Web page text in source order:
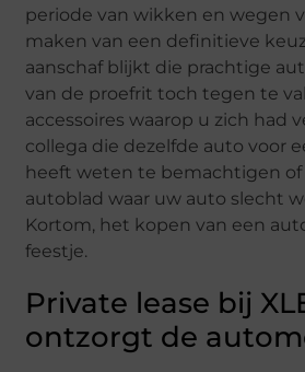
periode van wikken en wegen
maken van een definitieve
aanschaf blijkt die prachtige
van de proefrit toch tegen te
accessoires waarop u zich had
collega die dezelfde auto voor
heeft weten te bemachtigen of
autoblad waar uw auto slecht
Kortom, het kopen van een
feestje.
Private lease bij
ontzorgt de